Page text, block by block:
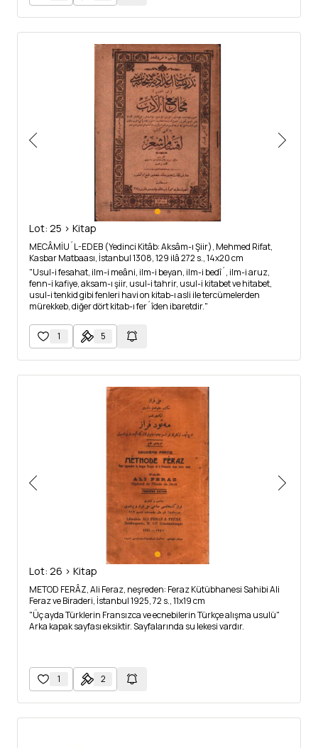
Lot: 25 > Kitap
MECÂMİU´L-EDEB (Yedinci Kitâb: Aksâm-ı Şiir), Mehmed Rifat,
Kasbar Matbaası, İstanbul 1308, 129 ilâ 272 s., 14x20 cm
"Usul-i fesahat, ilm-i meâni, ilm-i beyan, ilm-i bedî´, ilm-i aruz,
fenn-i kafiye, aksam-ı şiir, usul-i tahrir, usul-i kitabet ve hitabet,
usul-i tenkid gibi fenleri havi on kitab-ı asli ile tercümelerden
mürekkeb, diğer dört kitab-ı fer´îden ibaretdir."
1 5
Lot: 26 > Kitap
METOD FERÂZ, Ali Feraz, neşreden: Feraz Kütübhanesi Sahibi Ali
Feraz ve Biraderi, İstanbul 1925, 72 s., 11x19 cm
"Üç ayda Türklerin Fransızca ve ecnebilerin Türkçe alışma usulü"
Arka kapak sayfası eksiktir. Sayfalarında su lekesi vardır.
1 2